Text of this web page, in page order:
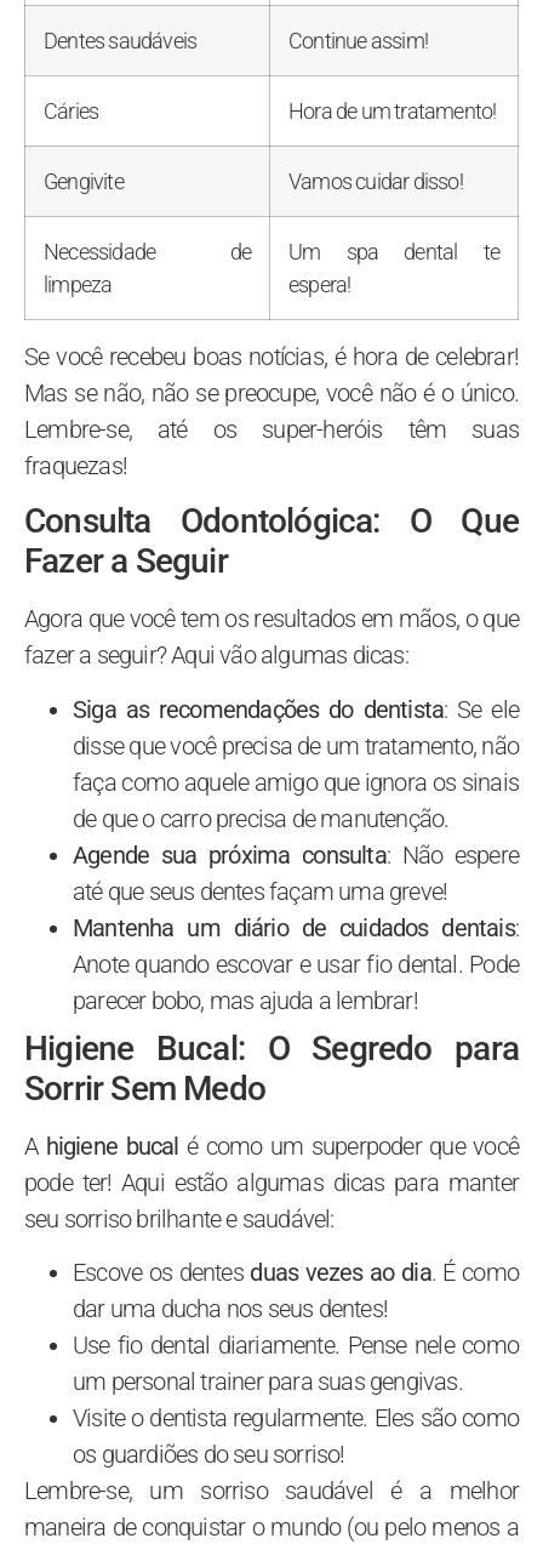
Dentes saudáveis Continue assim!
Cáries Hora de um tratamento!
Gengivite Vamos cuidar disso!
Necessidade de
limpeza
Um spa dental te
espera!
Se você recebeu boas notícias, é hora de celebrar!
Mas se não, não se preocupe, você não é o único.
Lembre-se, até os super-heróis têm suas
fraquezas!
Consulta Odontológica: O Que
Fazer a Seguir
Agora que você tem os resultados em mãos, o que
fazer a seguir? Aqui vão algumas dicas:
Siga as recomendações do dentista: Se ele
disse que você precisa de um tratamento, não
faça como aquele amigo que ignora os sinais
de que o carro precisa de manutenção.
Agende sua próxima consulta: Não espere
até que seus dentes façam uma greve!
Mantenha um diário de cuidados dentais:
Anote quando escovar e usar fio dental. Pode
parecer bobo, mas ajuda a lembrar!
Higiene Bucal: O Segredo para
Sorrir Sem Medo
A higiene bucal é como um superpoder que você
pode ter! Aqui estão algumas dicas para manter
seu sorriso brilhante e saudável:
Escove os dentes duas vezes ao dia. É como
dar uma ducha nos seus dentes!
Use fio dental diariamente. Pense nele como
um personal trainer para suas gengivas.
Visite o dentista regularmente. Eles são como
os guardiões do seu sorriso!
Lembre-se, um sorriso saudável é a melhor
maneira de conquistar o mundo (ou pelo menos a